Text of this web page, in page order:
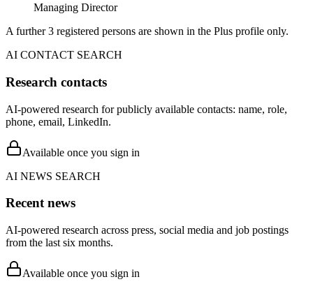
Managing Director
A further 3 registered persons are shown in the Plus profile only.
AI CONTACT SEARCH
Research contacts
AI-powered research for publicly available contacts: name, role,
phone, email, LinkedIn.
Available once you sign in
AI NEWS SEARCH
Recent news
AI-powered research across press, social media and job postings
from the last six months.
Available once you sign in